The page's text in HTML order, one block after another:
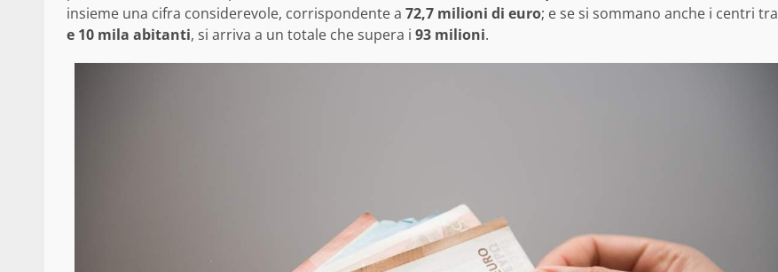
insieme una cifra considerevole, corrispondente a 72,7 milioni di euro; e se si sommano anche i centri tra
e 10 mila abitanti, si arriva a un totale che supera i 93 milioni.